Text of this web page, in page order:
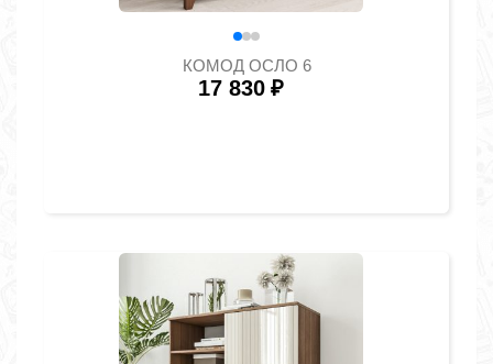
КОМОД ОСЛО 6
17 830 ₽